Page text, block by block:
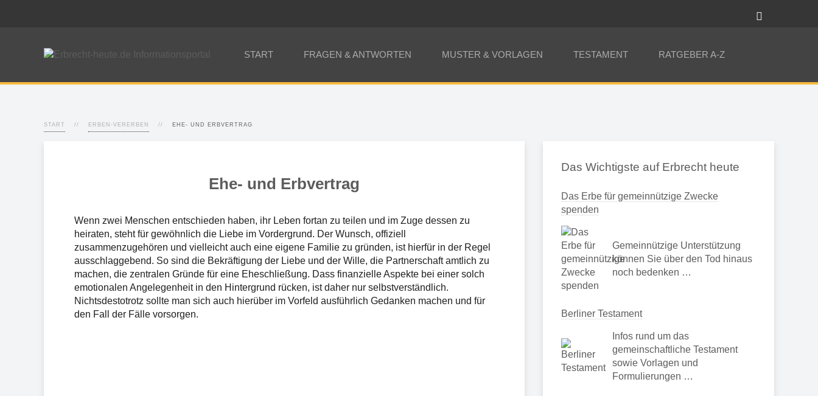
START FRAGEN & ANTWORTEN MUSTER & VORLAGEN TESTAMENT RATGEBER A-Z
START ERBEN-VERERBEN EHE- UND ERBVERTRAG
Ehe- und Erbvertrag
Wenn zwei Menschen entschieden haben, ihr Leben fortan zu teilen und im Zuge dessen zu
heiraten, steht für gewöhnlich die Liebe im Vordergrund. Der Wunsch, offiziell
zusammenzugehören und vielleicht auch eine eigene Familie zu gründen, ist hierfür in der Regel
ausschlaggebend. So sind die Bekräftigung der Liebe und der Wille, die Partnerschaft amtlich zu
machen, die zentralen Gründe für eine Eheschließung. Dass finanzielle Aspekte bei einer solch
emotionalen Angelegenheit in den Hintergrund rücken, ist daher nur selbstverständlich.
Nichtsdestotrotz sollte man sich auch hierüber im Vorfeld ausführlich Gedanken machen und für
den Fall der Fälle vorsorgen.
Das Wichtigste auf Erbrecht heute
Das Erbe für gemeinnützige Zwecke
spenden
Gemeinnützige Unterstützung
können Sie über den Tod hinaus
noch bedenken …
Berliner Testament
Infos rund um das
gemeinschaftliche Testament
sowie Vorlagen und
Formulierungen …